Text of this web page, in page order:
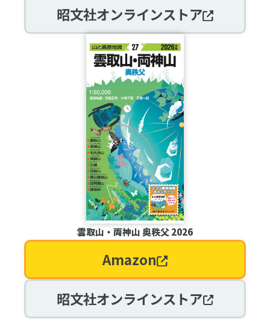
昭文社オンラインストア
雲取山・両神山 奥秩父 2026
Amazon
昭文社オンラインストア